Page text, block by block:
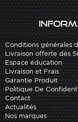
Conditions générales
Livraison offerte dès
Espace éducation
Livraison et Frais
Garantie Produit
Politique De
Contact
Actualités
Nos marques